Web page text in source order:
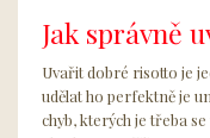
Jak správně
Uvařit dobré risotto je
udělat ho perfektně je
chyb, kterých je třeba